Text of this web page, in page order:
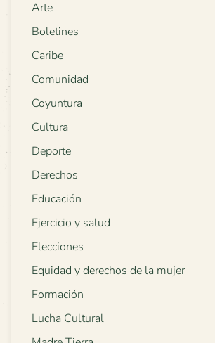
Arte
Boletines
Caribe
Comunidad
Coyuntura
Cultura
Deporte
Derechos
Educación
Ejercicio y salud
Elecciones
Equidad y derechos de la mujer
Formación
Lucha Cultural